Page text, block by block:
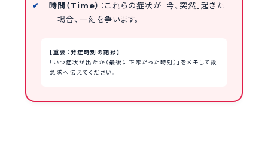
時間（Time） ：これらの症状が「今、突然」起きた
場合、一刻を争います。
【重要：発症時刻の記録】
「いつ症状が出たか（最後に正常だった時刻）」をメモして救
急隊へ伝えてください。